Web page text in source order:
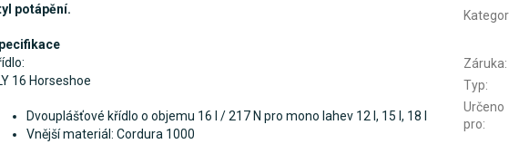
potápění.
16 Horseshoe
Dvouplášťové křídlo o objemu 16 l / 217 N pro mono lahev 12 l, 15 l, 18 l
Vnější materiál: Cordura 1000
Záruka:
Typ:
Určeno
pro: